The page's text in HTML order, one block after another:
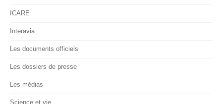
ICARE
Interavia
Les documents officiels
Les dossiers de presse
Les médias
Science et vie